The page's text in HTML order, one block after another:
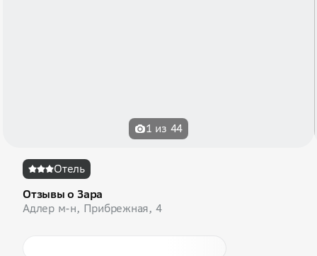
1 из 44
Отель
Отзывы о Зара
Адлер м-н, Прибрежная, 4